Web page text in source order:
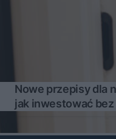
Nowe przepisy dla
jak inwestować bez